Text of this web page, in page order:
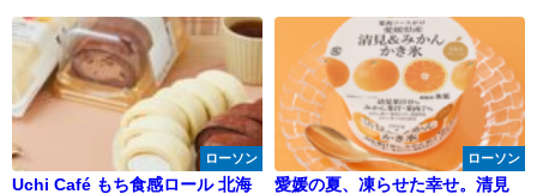
ローソン
Uchi Café もち食感ロール 北海
ローソン
愛媛の夏、凍らせた幸せ。清見